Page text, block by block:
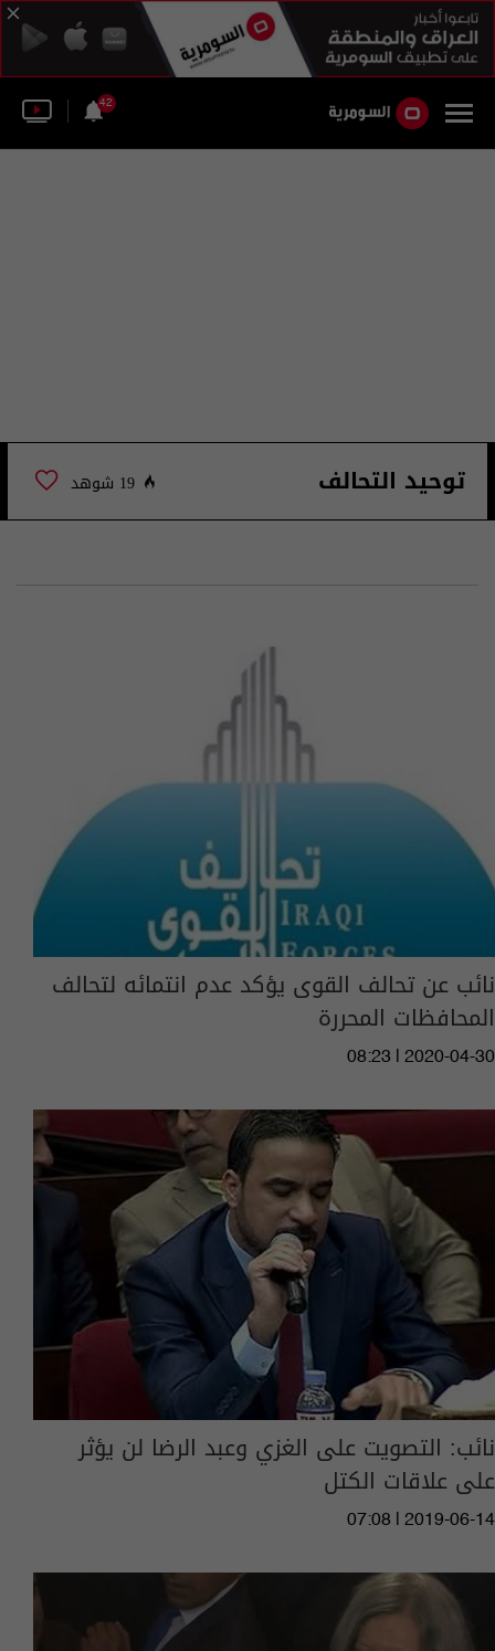
42
توحيد التحالف 19 شوهد
نائب عن تحالف القوى يؤكد عدم انتمائه لتحالف
المحافظات المحررة
08:23 | 2020-04-30
نائب: التصويت على الغزي وعبد الرضا لن يؤثر
على علاقات الكتل
07:08 | 2019-06-14